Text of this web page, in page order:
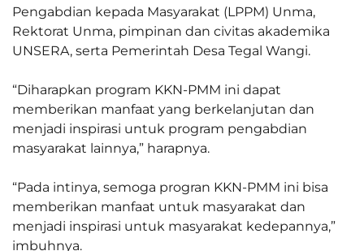
Pengabdian kepada Masyarakat (LPPM) Unma,
Rektorat Unma, pimpinan dan civitas akademika
UNSERA, serta Pemerintah Desa Tegal Wangi.
“Diharapkan program KKN-PMM ini dapat
memberikan manfaat yang berkelanjutan dan
menjadi inspirasi untuk program pengabdian
masyarakat lainnya,” harapnya.
“Pada intinya, semoga progran KKN-PMM ini bisa
memberikan manfaat untuk masyarakat dan
menjadi inspirasi untuk masyarakat kedepannya,”
imbuhnya.